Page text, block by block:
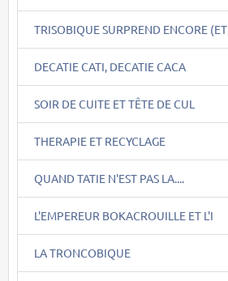
TRISOBIQUE SURPREND ENCORE (ET
DECATIE CATI, DECATIE CACA
SOIR DE CUITE ET TÊTE DE CUL
THERAPIE ET RECYCLAGE
QUAND TATIE N'EST PAS LA....
L'EMPEREUR BOKACROUILLE ET L'I
LA TRONCOBIQUE